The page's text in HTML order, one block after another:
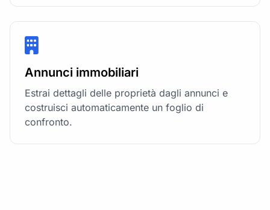
Annunci immobiliari
Estrai dettagli delle proprietà dagli annunci e
costruisci automaticamente un foglio di
confronto.